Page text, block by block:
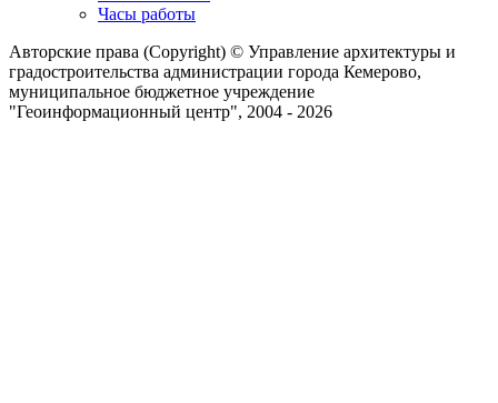
Часы работы
Авторские права (Copyright) © Управление архитектуры и
градостроительства администрации города Кемерово,
муниципальное бюджетное учреждение
"Геоинформационный центр", 2004 - 2026